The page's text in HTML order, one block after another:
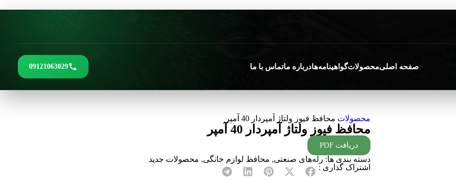
صفحه اصلیمحصولاتگواهینامه‌هادرباره ماتماس با ما 09121063029
محصولات محافظ فیوز ولتاژ آمپردار 40 آمپر
محافظ فیوز ولتاژ آمپردار 40 آمپر
دریافت PDF
دسته بندی ها: رله‌های صنعتی, محافظ لوازم خانگی, محصولات جدید
اشتراک گذاری :